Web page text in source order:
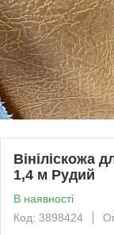
Вініліскожа
1,4 м Рудий
В наявності
Код: 3898424